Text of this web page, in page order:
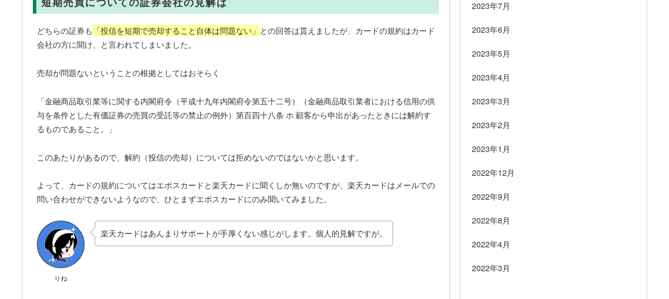
どちらの証券も 「投信を短期で売却すること自体は問題ない」 との回答は貰えましたが、カードの規約はカード
会社の方に聞け、と言われてしまいました。
売却が問題ないということの根拠としてはおそらく
「金融商品取引業等に関する内閣府令（平成十九年内閣府令第五十二号）（金融商品取引業者における信用の供
与を条件とした有価証券の売買の受託等の禁止の例外）第百四十八条 ホ 顧客から申出があったときには解約す
るものであること。」
このあたりがあるので、解約（投信の売却）については拒めないのではないかと思います。
よって、カードの規約についてはエポスカードと楽天カードに聞くしか無いのですが、楽天カードはメールでの
問い合わせができないようなので、ひとまずエポスカードにのみ聞いてみました。
りね
楽天カードはあんまりサポートが手厚くない感じがします。個人的見解ですが。
2023年7月
2023年6月
2023年5月
2023年4月
2023年3月
2023年2月
2023年1月
2022年12月
2022年9月
2022年8月
2022年4月
2022年3月